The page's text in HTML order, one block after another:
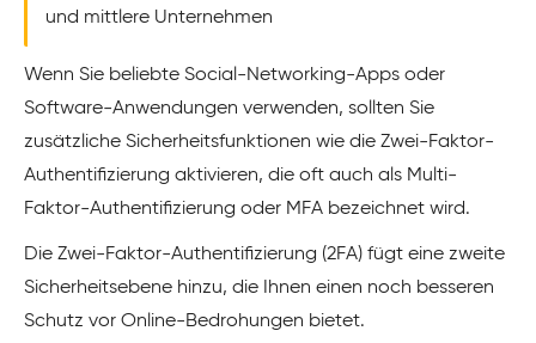
und mittlere Unternehmen
Wenn Sie beliebte Social-Networking-Apps oder
Software-Anwendungen verwenden, sollten Sie
zusätzliche Sicherheitsfunktionen wie die Zwei-Faktor-
Authentifizierung aktivieren, die oft auch als Multi-
Faktor-Authentifizierung oder MFA bezeichnet wird.
Die Zwei-Faktor-Authentifizierung (2FA) fügt eine zweite
Sicherheitsebene hinzu, die Ihnen einen noch besseren
Schutz vor Online-Bedrohungen bietet.